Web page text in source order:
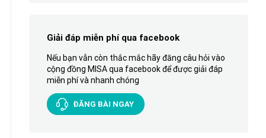
Giải đáp miễn phí qua facebook
Nếu bạn vẫn còn thắc mắc hãy đăng câu hỏi vào
cộng đồng MISA qua facebook để được giải đáp
miễn phí và nhanh chóng
ĐĂNG BÀI NGAY